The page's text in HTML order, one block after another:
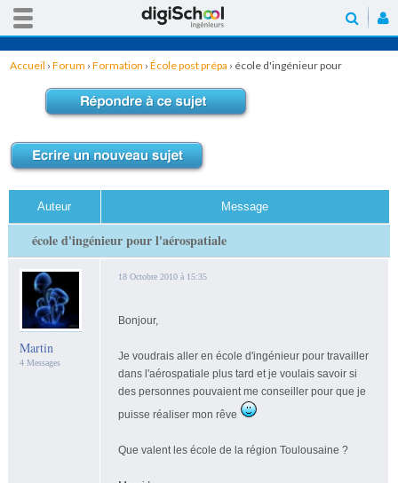
Accueil › Forum › Formation › École post prépa › école d'ingénieur pour
Auteur Message
école d'ingénieur pour l'aérospatiale
Martin
4 Messages
18 Octobre 2010 à 15:35
Bonjour,
Je voudrais aller en école d'ingénieur pour travailler
dans l'aérospatiale plus tard et je voulais savoir si
des personnes pouvaient me conseiller pour que je
puisse réaliser mon rêve
Que valent les école de la région Toulousaine ?